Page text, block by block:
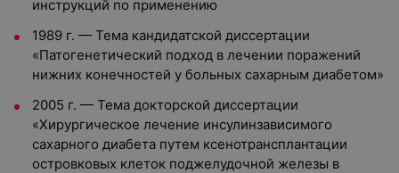
инструкций по применению
1989 г. — Тема кандидатской диссертации
«Патогенетический подход в лечении поражений
нижних конечностей у больных сахарным диабетом»
2005 г. — Тема докторской диссертации
«Хирургическое лечение инсулинзависимого
сахарного диабета путем ксенотрансплантации
островковых клеток поджелудочной железы в